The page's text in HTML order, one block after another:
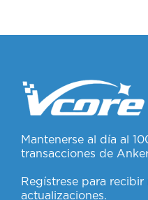
Mantenerse al día al
transacciones de
Regístrese para recibir
actualizaciones.